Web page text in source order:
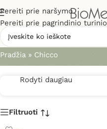
Pereiti prie naršymo
Pereiti prie pagrindinio turinio
Chicco
Pradžia » Chicco
Rodyti daugiau
Filtruoti